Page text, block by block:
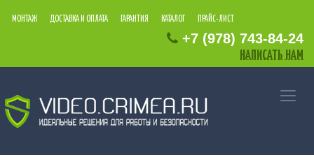
МОНТАЖ ДОСТАВКА И ОПЛАТА ГАРАНТИЯ КАТАЛОГ ПРАЙС-ЛИСТ
+7 (978) 743-84-24
НАПИСАТЬ НАМ